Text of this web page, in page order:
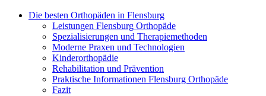
Die besten Orthopäden in Flensburg
Leistungen Flensburg Orthopäde
Spezialisierungen und Therapiemethoden
Moderne Praxen und Technologien
Kinderorthopädie
Rehabilitation und Prävention
Praktische Informationen Flensburg Orthopäde
Fazit